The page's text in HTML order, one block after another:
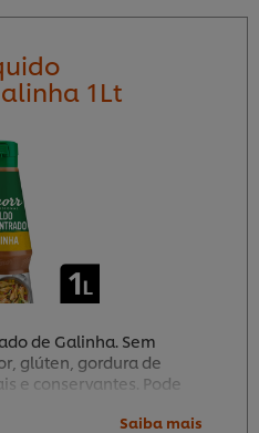
1Lt
de Galinha. Sem
glúten, gordura de
e conservantes. Pode
Saiba mais